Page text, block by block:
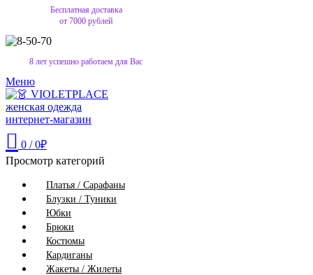
Бесплатная доставка
от 7000 рублей
8 лет успешно работаем для Вас
Меню
0 / 0₽
Просмотр категорий
Платья / Сарафаны
Блузки / Туники
Юбки
Брюки
Костюмы
Кардиганы
Жакеты / Жилеты